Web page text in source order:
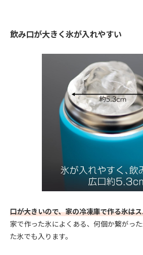
飲み口が大きく氷が入れやすい
口が大きいので、家の冷凍庫で作る氷は
家で作った氷によくある、何個か繋がっ
た氷でも入ります。